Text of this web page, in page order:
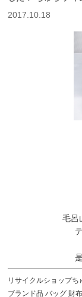
2017.10.18
毛呂
リサイクルショップち
ブランド品 バッグ 財